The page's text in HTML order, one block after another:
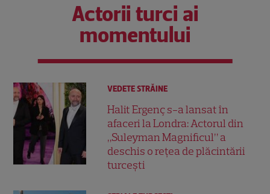
Actorii turci ai
momentului
VEDETE STRĂINE
Halit Ergenç s-a lansat în
afaceri la Londra: Actorul din
„Suleyman Magnificul” a
deschis o rețea de plăcintării
turcești